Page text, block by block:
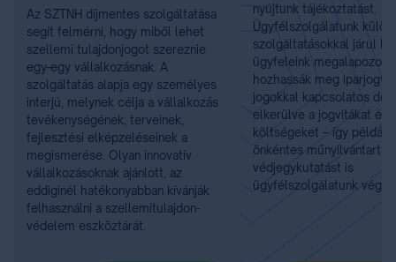
Az SZTNH díjmentes szolgáltatása
segít felmérni, hogy miből lehet
szellemi tulajdonjogot szereznie
egy-egy vállalkozásnak. A
szolgáltatás alapja egy személyes
interjú, melynek célja a vállalkozás
tevékenységének, terveinek,
fejlesztési elképzeléseinek a
megismerése. Olyan innovatív
vállalkozásoknak ajánlott, az
eddiginél hatékonyabban kívánják
felhasználni a szellemitulajdon-
védelem eszköztárát.
nyújtunk tájékoztatást.
Ügyfélszolgálatunk
szolgáltatásokkal járul
ügyfeleink
hozhassák meg
jogokkal kapcsolatos
elkerülve a jogvitákat és
költségeket – így például
önkéntes
védjegykutatást is
ügyfélszolgálatunk végzi.